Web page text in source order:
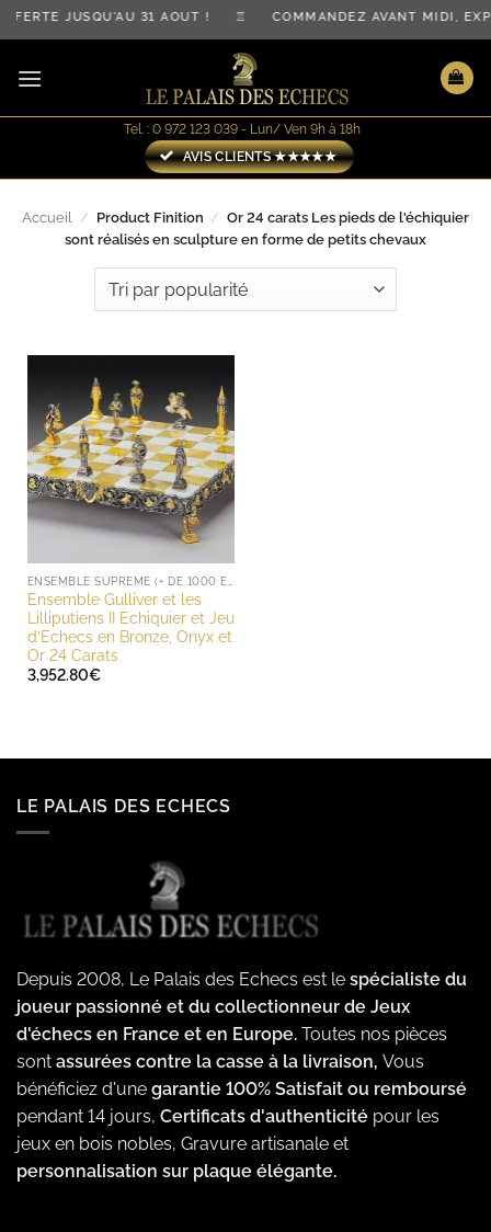
Passer
au
contenu
JUSQU'AU 31 AOÛT ! ♖ COMMANDEZ AVANT MIDI,
Tel. : 0 972 123 039 - Lun/ Ven 9h à 18h
AVIS CLIENTS ★★★★★
Accueil / Product Finition / Or 24 carats Les pieds de l'échiquier
sont réalisés en sculpture en forme de petits chevaux
Ensemble Gulliver et les
Lilliputiens II Echiquier et Jeu
d’Echecs en Bronze, Onyx et
Or 24 Carats
3,952.80€
LE PALAIS DES ECHECS
Depuis 2008, Le Palais des Echecs est le spécialiste du
joueur passionné et du collectionneur de Jeux
d'échecs en France et en Europe. Toutes nos pièces
sont assurées contre la casse à la livraison, Vous
bénéficiez d'une garantie 100% Satisfait ou remboursé
pendant 14 jours, Certificats d'authenticité pour les
jeux en bois nobles, Gravure artisanale et
personnalisation sur plaque élégante.